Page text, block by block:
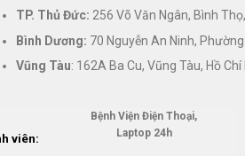
TP. Thủ Đức: 256 Võ Văn Ngân, Bình
Bình Dương: 70 Nguyễn An Ninh, Phường
Vũng Tàu: 162A Ba Cu, Vũng Tàu, Hồ
viên:
Bệnh Viện Điện Thoại,
Laptop 24h